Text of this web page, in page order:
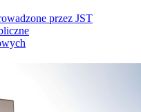
przez JST